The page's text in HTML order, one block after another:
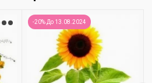
-20% До 13.08.2024